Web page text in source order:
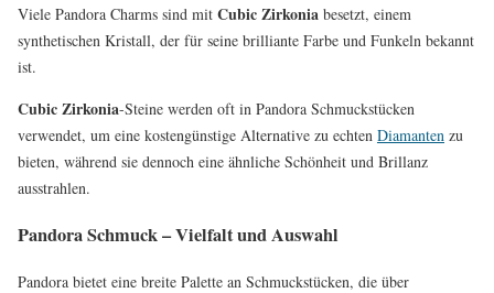
Viele Pandora Charms sind mit Cubic Zirkonia besetzt, einem
synthetischen Kristall, der für seine brilliante Farbe und Funkeln bekannt
ist.
Cubic Zirkonia-Steine werden oft in Pandora Schmuckstücken
verwendet, um eine kostengünstige Alternative zu echten Diamanten zu
bieten, während sie dennoch eine ähnliche Schönheit und Brillanz
ausstrahlen.
Pandora Schmuck – Vielfalt und Auswahl
Pandora bietet eine breite Palette an Schmuckstücken, die über